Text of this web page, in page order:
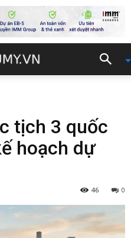
tịch 3 quốc
hoạch dự
0
46